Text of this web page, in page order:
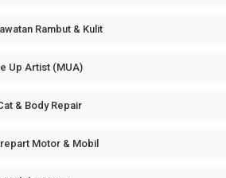
Rambut & Kulit
Up Artist (MUA)
& Body Repair
Motor & Mobil